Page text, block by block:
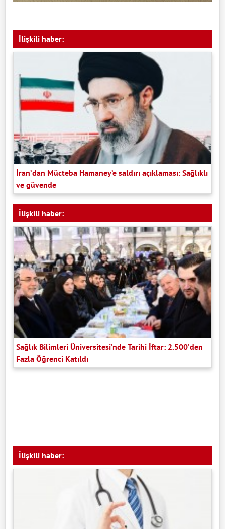
İlişkili haber:
İran’dan Mücteba Hamaney’e saldırı açıklaması: Sağlıklı
ve güvende
İlişkili haber:
Sağlık Bilimleri Üniversitesi’nde Tarihi İftar: 2.500’den
Fazla Öğrenci Katıldı
İlişkili haber: